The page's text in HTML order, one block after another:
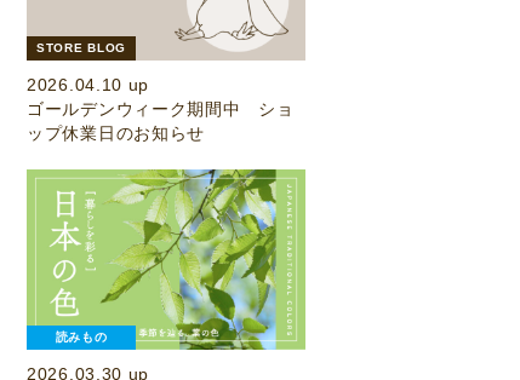
STORE BLOG
2026.04.10 up
ゴールデンウィーク期間中 ショ
ップ休業日のお知らせ
読みもの
2026.03.30 up